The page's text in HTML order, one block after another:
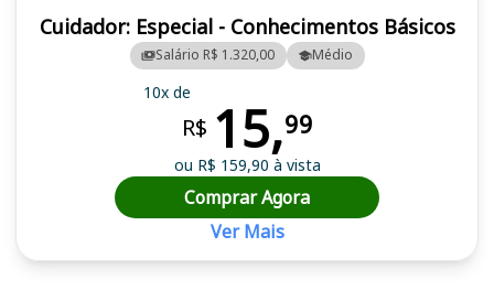
Cuidador: Especial - Conhecimentos Básicos
Salário R$ 1.320,00 Médio
10x de
R$ 15,99
ou R$ 159,90 à vista
Comprar Agora
Ver Mais